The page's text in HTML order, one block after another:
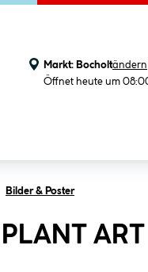
Markt: Bocholtändern
Öffnet heute um
Bilder & Poster